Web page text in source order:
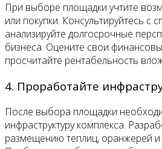
При выборе площадки учтите
или покупки. Консультируйтесь с
анализируйте долгосрочные
бизнеса. Оцените свои
просчитайте рентабельность
4. Проработайте
После выбора площадки
инфраструктуру комплекса.
размещению теплиц, оранжерей и